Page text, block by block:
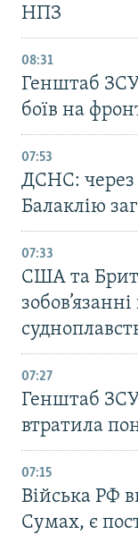
НПЗ
08:31
Генштаб
боїв на
07:53
ДСНС: через
Балаклію
07:33
США та
07:27
Генштаб
втратила
07:15
Війська РФ
Сумах, є